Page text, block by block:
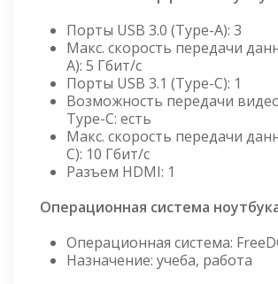
Порты USB 3.0 (Type-A): 3
Макс. скорость передачи
A): 5 Гбит/с
Порты USB 3.1 (Type-C): 1
Возможность передачи
Type-C: есть
Макс. скорость передачи
C): 10 Гбит/с
Разъем HDMI: 1
Операционная система
Операционная система:
Назначение: учеба, работа